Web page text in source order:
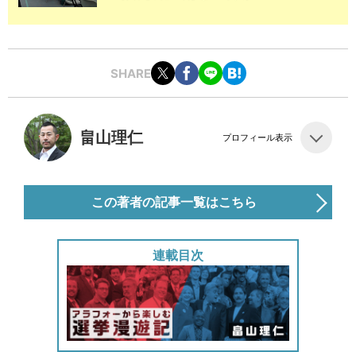
SHARE
畠山理仁 プロフィール表示
この著者の記事一覧はこちら
連載目次